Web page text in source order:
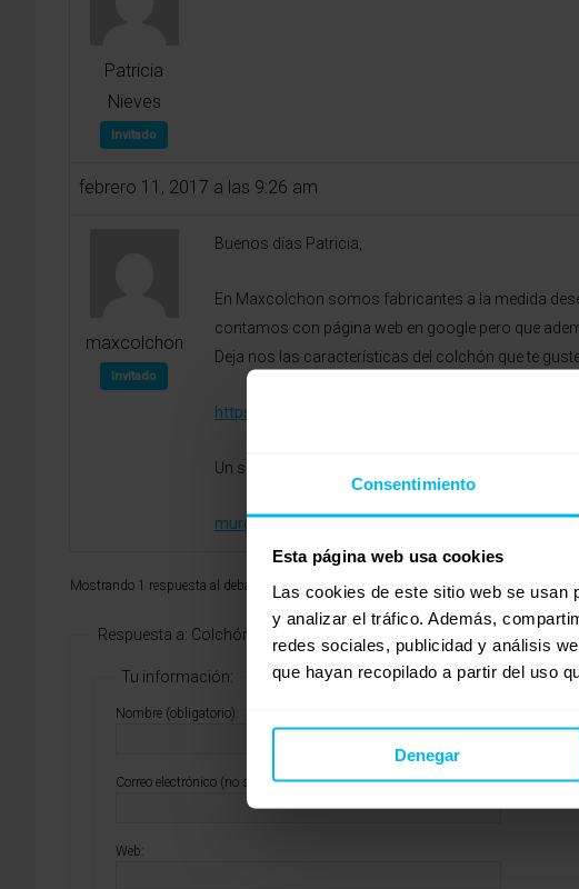
Consentimiento
Esta página web usa cookies
Las cookies de este sitio web se usan
y analizar el tráfico. Además,
redes sociales, publicidad y análisis
que hayan recopilado a partir del uso
Denegar
Patricia
Nieves
Invitado
febrero 11, 2017 a las 9:26 am
maxcolchon
Invitado
Buenos días Patricia,
En Maxcolchon somos fabricantes a la medida
contamos con página web en google pero que
Deja nos las características del colchón que te
https://www.maxcolchon.com/colchones-c-1.html#0
Un saludo, Marina C.C.Nueva Condomina,
murcia@maxcolchon.com
Mostrando 1 respuesta al debate
Respuesta a: Colchón 160×80
Tu información:
Nombre (obligatorio):
Correo electrónico (no se publicará) (obligatorio):
Web: